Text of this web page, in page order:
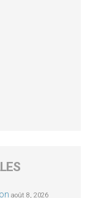
août 8, 2026